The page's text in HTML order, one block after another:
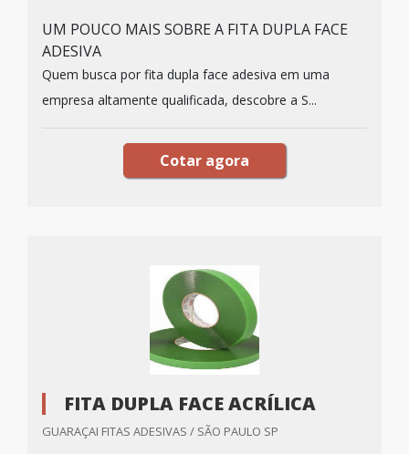
UM POUCO MAIS SOBRE A FITA DUPLA FACE
ADESIVA
Quem busca por fita dupla face adesiva em uma
empresa altamente qualificada, descobre a S...
Cotar agora
FITA DUPLA FACE ACRÍLICA
GUARAÇAI FITAS ADESIVAS / SÃO PAULO SP